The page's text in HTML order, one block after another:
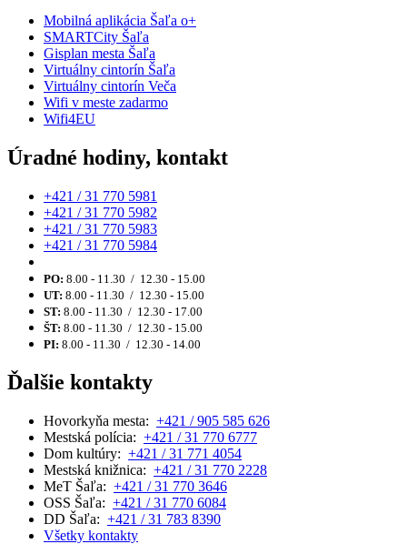
Mobilná aplikácia Šaľa o+
SMARTCity Šaľa
Gisplan mesta Šaľa
Virtuálny cintorín Šaľa
Virtuálny cintorín Veča
Wifi v meste zadarmo
Wifi4EU
Úradné hodiny, kontakt
+421 / 31 770 5981
+421 / 31 770 5982
+421 / 31 770 5983
+421 / 31 770 5984
PO: 8.00 - 11.30 / 12.30 - 15.00
UT: 8.00 - 11.30 / 12.30 - 15.00
ST: 8.00 - 11.30 / 12.30 - 17.00
ŠT: 8.00 - 11.30 / 12.30 - 15.00
PI: 8.00 - 11.30 / 12.30 - 14.00
Ďalšie kontakty
Hovorkyňa mesta: +421 / 905 585 626
Mestská polícia: +421 / 31 770 6777
Dom kultúry: +421 / 31 771 4054
Mestská knižnica: +421 / 31 770 2228
MeT Šaľa: +421 / 31 770 3646
OSS Šaľa: +421 / 31 770 6084
DD Šaľa: +421 / 31 783 8390
Všetky kontakty